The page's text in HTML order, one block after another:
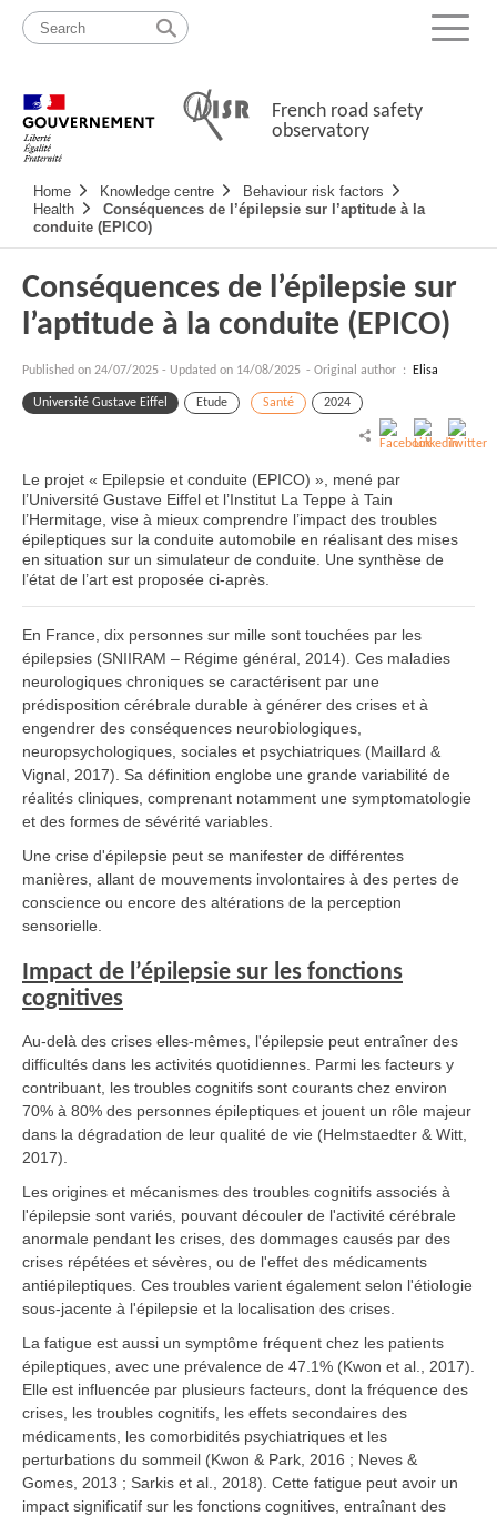
content
map
Menu
French road safety
observatory
Navigation
principale
Home Knowledge centre
Behaviour risk factors
Health
Conséquences de l’épilepsie sur l’aptitude à la
conduite (EPICO)
Conséquences de l’épilepsie sur
l’aptitude à la conduite (EPICO)
Published on 24/07/2025 - Updated on 14/08/2025 - Original author : Elisa
Université Gustave Eiffel Etude Santé 2024
Le projet « Epilepsie et conduite (EPICO) », mené par
l’Université Gustave Eiffel et l’Institut La Teppe à Tain
l’Hermitage, vise à mieux comprendre l’impact des troubles
épileptiques sur la conduite automobile en réalisant des mises
en situation sur un simulateur de conduite. Une synthèse de
l’état de l’art est proposée ci-après.
En France, dix personnes sur mille sont touchées par les
épilepsies (SNIIRAM – Régime général, 2014). Ces maladies
neurologiques chroniques se caractérisent par une
prédisposition cérébrale durable à générer des crises et à
engendrer des conséquences neurobiologiques,
neuropsychologiques, sociales et psychiatriques (Maillard &
Vignal, 2017). Sa définition englobe une grande variabilité de
réalités cliniques, comprenant notamment une symptomatologie
et des formes de sévérité variables.
Une crise d'épilepsie peut se manifester de différentes
manières, allant de mouvements involontaires à des pertes de
conscience ou encore des altérations de la perception
sensorielle.
Impact de l’épilepsie sur les fonctions
cognitives
Au-delà des crises elles-mêmes, l'épilepsie peut entraîner des
difficultés dans les activités quotidiennes. Parmi les facteurs y
contribuant, les troubles cognitifs sont courants chez environ
70% à 80% des personnes épileptiques et jouent un rôle majeur
dans la dégradation de leur qualité de vie (Helmstaedter & Witt,
2017).
Les origines et mécanismes des troubles cognitifs associés à
l'épilepsie sont variés, pouvant découler de l'activité cérébrale
anormale pendant les crises, des dommages causés par des
crises répétées et sévères, ou de l'effet des médicaments
antiépileptiques. Ces troubles varient également selon l'étiologie
sous-jacente à l'épilepsie et la localisation des crises.
La fatigue est aussi un symptôme fréquent chez les patients
épileptiques, avec une prévalence de 47.1% (Kwon et al., 2017).
Elle est influencée par plusieurs facteurs, dont la fréquence des
crises, les troubles cognitifs, les effets secondaires des
médicaments, les comorbidités psychiatriques et les
perturbations du sommeil (Kwon & Park, 2016 ; Neves &
Gomes, 2013 ; Sarkis et al., 2018). Cette fatigue peut avoir un
impact significatif sur les fonctions cognitives, entraînant des